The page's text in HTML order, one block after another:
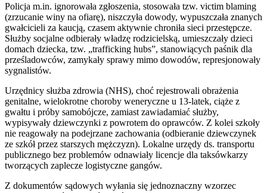
Policja m.in. ignorowała zgłoszenia, stosowała tzw. victim blaming
(zrzucanie winy na ofiarę), niszczyła dowody, wypuszczała znanych
gwałcicieli za kaucją, czasem aktywnie chroniła sieci przestępcze.
Służby socjalne odbierały władzę rodzicielską, umieszczały dzieci
domach dziecka, tzw. „trafficking hubs”, stanowiących paśnik dla
prześladowców, zamykały sprawy mimo dowodów, represjonowały
sygnalistów.
Urzędnicy służba zdrowia (NHS), choć rejestrowali obrażenia
genitalne, wielokrotne choroby weneryczne u 13-latek, ciąże z
gwałtu i próby samobójcze, zamiast zawiadamiać służby,
wypisywały dziewczynki z powrotem do oprawców. Z kolei szkoły
nie reagowały na podejrzane zachowania (odbieranie dziewczynek
ze szkół przez starszych mężczyzn). Lokalne urzędy ds. transportu
publicznego bez problemów odnawiały licencje dla taksówkarzy
tworzących zaplecze logistyczne gangów.
Z dokumentów sądowych wyłania się jednoznaczny wzorzec